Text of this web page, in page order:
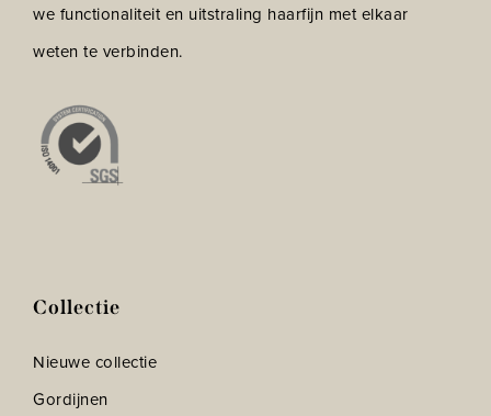
we functionaliteit en uitstraling haarfijn met elkaar
weten te verbinden.
Collectie
Nieuwe collectie
Gordijnen